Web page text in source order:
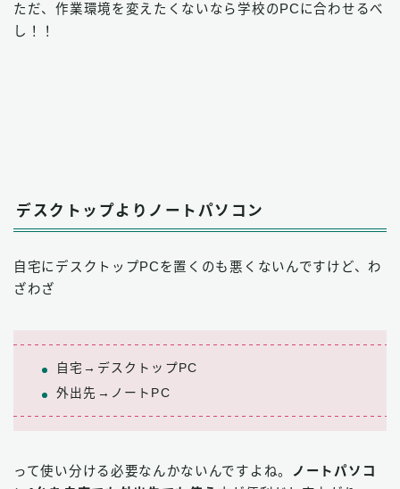
ただ、作業環境を変えたくないなら学校のPCに合わせるべ
し！！
デスクトップよりノートパソコン
自宅にデスクトップPCを置くのも悪くないんですけど、わ
ざわざ
自宅→デスクトップPC
外出先→ノートPC
って使い分ける必要なんかないんですよね。
ノートパソコ